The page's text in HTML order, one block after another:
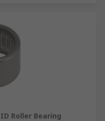
ID Roller Bearing